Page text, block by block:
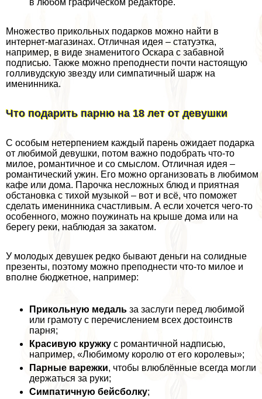
Множество прикольных подарков можно найти в
интернет-магазинах. Отличная идея – статуэтка,
например, в виде знаменитого Оскара с забавной
подписью. Также можно преподнести почти настоящую
голливудскую звезду или симпатичный шарж на
именинника.
Что подарить парню на 18 лет от дeвyшки
С особым нетерпением каждый парень ожидает подарка
от любимой дeвyшки, потом важно подобрать что-то
милое, романтичное и со смыслом. Отличная идея –
романтический ужин. Его можно организовать в любимом
кафе или дома. Парочка несложных блюд и приятная
обстановка с тихой музыкой – вот и всё, что поможет
сделать именинника счастливым. А если хочется чего-то
особенного, можно поужинать на крыше дома или на
берегу реки, наблюдая за закатом.
У молодых дeвyшек редко бывают деньги на солидные
презенты, поэтому можно преподнести что-то милое и
вполне бюджетное, например:
Прикольную медаль за заслуги перед любимой
или грамоту с перечислением всех достоинств
парня;
Красивую кружку с романтичной надписью,
например, «Любимому королю от его королевы»;
Парные варежки, чтобы влюблённые всегда могли
держаться за руки;
Симпатичную бейсболку;